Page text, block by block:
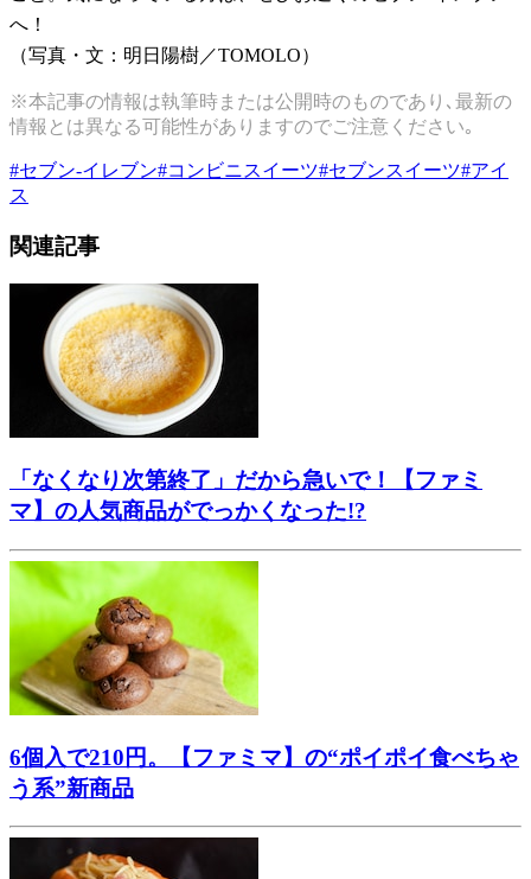
へ！
（写真・文：明日陽樹／TOMOLO）
※本記事の情報は執筆時または公開時のものであり､最新の
情報とは異なる可能性がありますのでご注意ください｡
#セブン-イレブン#コンビニスイーツ#セブンスイーツ#アイ
ス
関連記事
「なくなり次第終了」だから急いで！【ファミ
マ】の人気商品がでっかくなった!?
6個入で210円。【ファミマ】の“ポイポイ食べちゃ
う系”新商品